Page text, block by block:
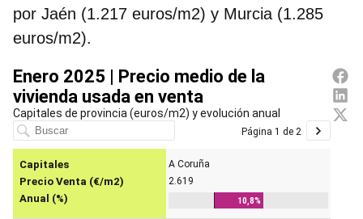
por Jaén (1.217 euros/m2) y Murcia (1.285
euros/m2).